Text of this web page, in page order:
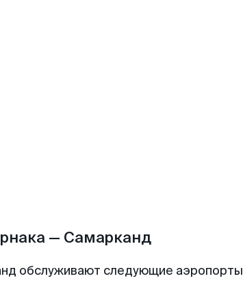
— Самарканд
обслуживают следующие аэропорты